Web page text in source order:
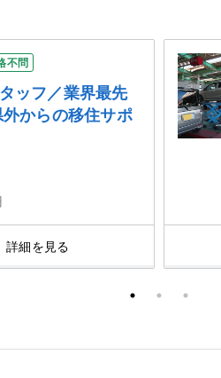
不問
ッフ／業界最先
からの移住サポ
詳細を見る